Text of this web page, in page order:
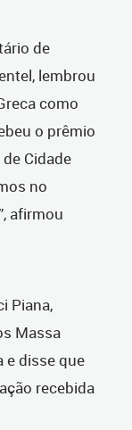
de
lembrou
como
o prêmio
Cidade
no
afirmou
Piana,
Massa
e disse que
recebida